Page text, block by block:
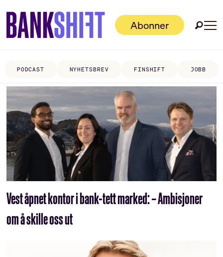
Abonner
PODCAST NYHETSBREV FINSHIFT JOBB
Tag:
ulsteinvik
Vest åpnet kontor i bank-tett marked: – Ambisjoner
om å skille oss ut